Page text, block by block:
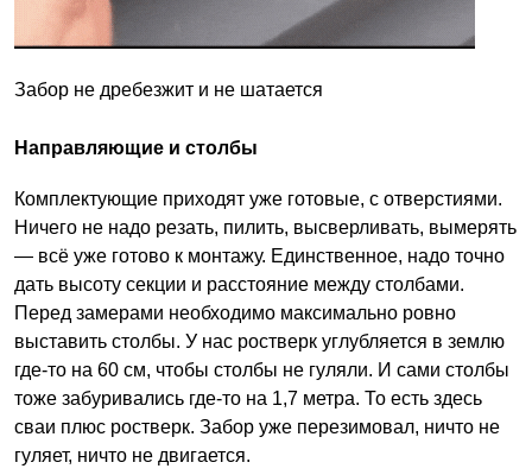
Забор не дребезжит и не шатается
Направляющие и столбы
Комплектующие приходят уже готовые, с отверстиями.
Ничего не надо резать, пилить, высверливать, вымерять
— всё уже готово к монтажу. Единственное, надо точно
дать высоту секции и расстояние между столбами.
Перед замерами необходимо максимально ровно
выставить столбы. У нас ростверк углубляется в землю
где-то на 60 см, чтобы столбы не гуляли. И сами столбы
тоже забуривались где-то на 1,7 метра. То есть здесь
сваи плюс ростверк. Забор уже перезимовал, ничто не
гуляет, ничто не двигается.